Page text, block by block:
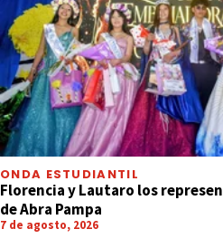
ONDA ESTUDIANTIL
Florencia y Lautaro los
de Abra Pampa
7 de agosto, 2026